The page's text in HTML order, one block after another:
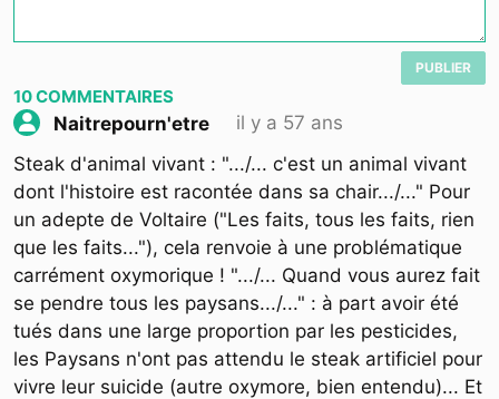
PUBLIER
10COMMENTAIRES
Naitrepourn'etre
il y a 57 ans
Steak d'animal vivant : ".../... c'est un animal vivant
dont l'histoire est racontée dans sa chair.../..." Pour
un adepte de Voltaire ("Les faits, tous les faits, rien
que les faits..."), cela renvoie à une problématique
carrément oxymorique ! ".../... Quand vous aurez fait
se pendre tous les paysans.../..." : à part avoir été
tués dans une large proportion par les pesticides,
les Paysans n'ont pas attendu le steak artificiel pour
vivre leur suicide (autre oxymore, bien entendu)... Et